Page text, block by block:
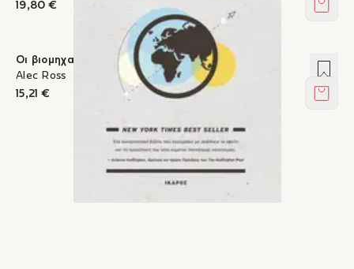
19,80 €
Στο
Οι βιομηχανίες του μέλλοντος
Alec Ross
15,21 €
Στο